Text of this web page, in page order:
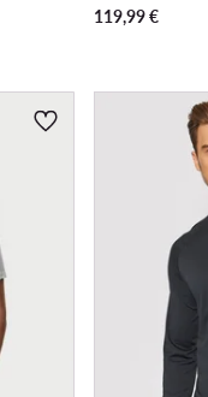
119,99€